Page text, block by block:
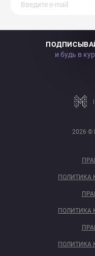
и будь в
2026 ©
ПОЛИТИКА
ПОЛИТИКА
ПОЛИТИКА